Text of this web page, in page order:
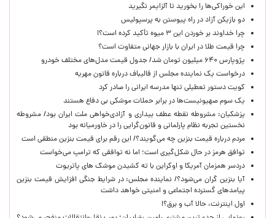
این خوراکی‌ها را بخورید تا آلزایمر نگیرید
دو بازیکن آزاد در راه پیوستن به پرسپولیس
چرا خداوند بر خوردن این ۳ میوه تأکید کرده است؟!
چرا قیمت طلا در ایران با بازار جهانی متفاوت است؟
پژوپارس ۶۴۰ میلیون تومان شد/ جدول قیمت مدل‌های مختلف خودرو
درخواست یک نماینده مجلس از قالیباف درباره قانون مهریه
کویت دستور تعطیلی تنها مدرسه ایرانی را صادر کرد
یک‌ سوم صهیونیست‌ها در برابر حملات موشکی بی دفاع هستند
پزشکیان: مشروطه نقطه عطف بیداری و آزادی‌خواهی ملت ایران بود/ مشروطه
نخستین تجربه نظام پارلمانی و قانون‌گرایی را در خاورمیانه بود
مردم درباره قیمت بنزین چه می‌گویند؟/ این رقم برای قیمت بنزین منطقی است
توافق هرمز در حال شکل‌گیری است؛ اما نه توافقی که ترامپ می‌خواست
دردسر همزمان آمریکا و اوکراین با ته کشیدن موشک های پاتریوت
آیا بنزین گران می‌شود؟/ نماینده مجلس: در شرایط جنگی افزایش قیمت بنزین
پیامدهای گسترده اجتماعی و امنیتی خواهد داشت
اول اینترنت، حالا آب و برق؟!